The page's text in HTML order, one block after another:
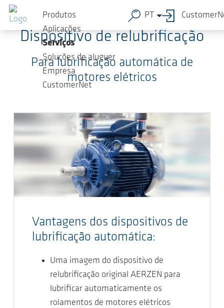
Ir para o conteúdo principal
Produtos
Aplicações
Serviços
Soluções de aluguer
Empresa
CustomerNet
PT
Dispositivo de relubrificação
Para lubrificação automática de
motores elétricos
Vantagens dos dispositivos de
lubrificação automática:
Uma imagem do dispositivo de
relubrificação original AERZEN para
lubrificar automaticamente os
rolamentos de motores elétricos